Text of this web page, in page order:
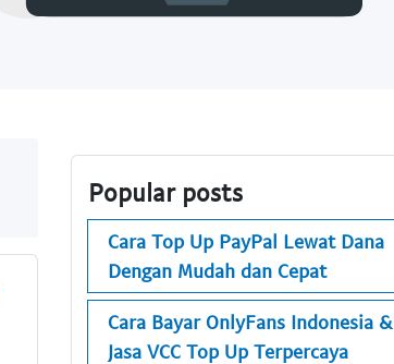
Popular posts
Cara Top Up PayPal Lewat Dana
Dengan Mudah dan Cepat
Cara Bayar OnlyFans Indonesia &
Jasa VCC Top Up Terpercaya